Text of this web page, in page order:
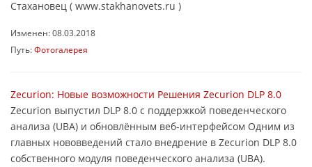
Стахановец ( www.stakhanovets.ru )
Изменен: 08.03.2018
Путь:Фотогалерея
Zecurion: Новые возможности Решения Zecurion DLP 8.0
Zecurion выпустил DLP 8.0 с поддержкой поведенческого
анализа (UBA) и обновлённым веб-интерфейсом Одним из
главных нововведений стало внедрение в Zecurion DLP 8.0
собственного модуля поведенческого анализа (UBA).